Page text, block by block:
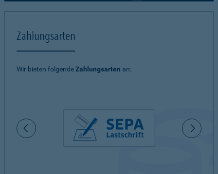
Zahlungsarten
Wir bieten folgendeZahlungsarten an: